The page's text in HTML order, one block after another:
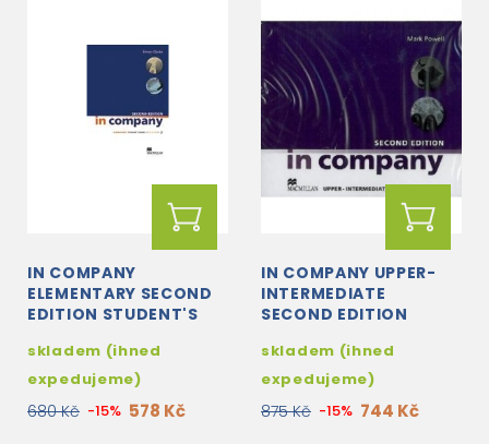
IN COMPANY
ELEMENTARY SECOND
EDITION STUDENT'S
skladem (ihned
expedujeme)
680 Kč -15% 578 Kč
IN COMPANY UPPER-
INTERMEDIATE
SECOND EDITION
skladem (ihned
expedujeme)
875 Kč -15% 744 Kč